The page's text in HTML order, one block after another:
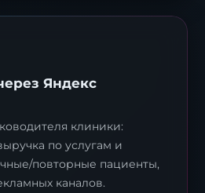
Яндекс
клиники:
по услугам и
повторные пациенты,
каналов.